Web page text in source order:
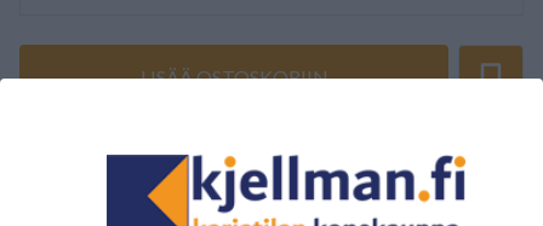
LISÄÄ OSTOSKORIIN
ARVOSTELUJEN YHTEENVETO
(0/5) Yhteensä 0 Arvostelut